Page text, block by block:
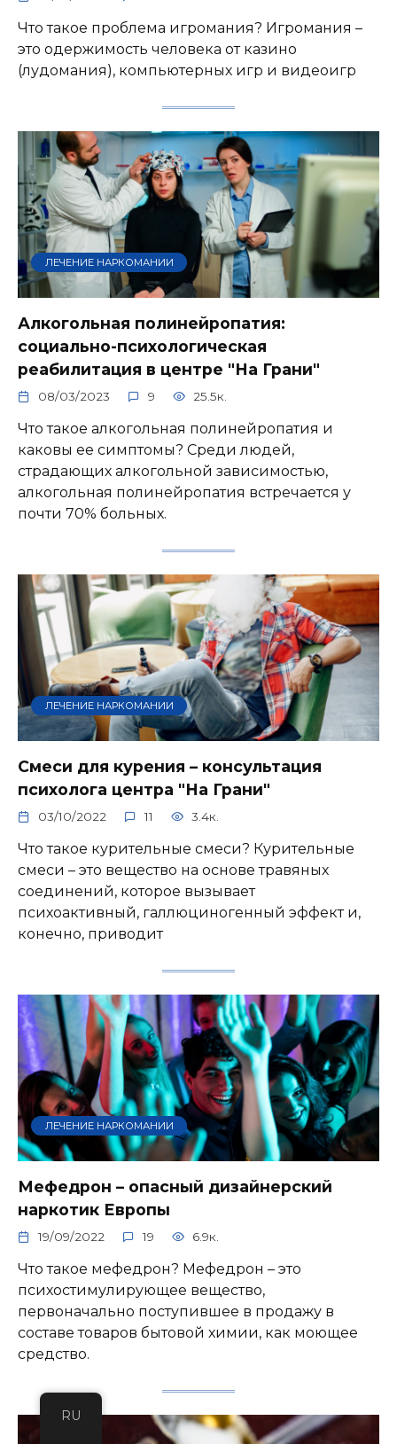
Что такое проблема игромания? Игромания –
это одержимость человека от казино
(лудомания), компьютерных игр и видеоигр
ЛЕЧЕНИЕ НАРКОМАНИИ
Алкогольная полинейропатия:
социально-психологическая
реабилитация в центре "На Грани"
08/03/2023 9 25.5к.
Что такое алкогольная полинейропатия и
каковы ее симптомы? Среди людей,
страдающих алкогольной зависимостью,
алкогольная полинейропатия встречается у
почти 70% больных.
ЛЕЧЕНИЕ НАРКОМАНИИ
Смеси для курения – консультация
психолога центра "На Грани"
03/10/2022 11 3.4к.
Что такое курительные смеси? Курительные
смеси – это вещество на основе травяных
соединений, которое вызывает
психоактивный, галлюциногенный эффект и,
конечно, приводит
ЛЕЧЕНИЕ НАРКОМАНИИ
Мефедрон – опасный дизайнерский
наркотик Европы
19/09/2022 19 6.9к.
Что такое мефедрон? Мефедрон – это
психостимулирующее вещество,
первоначально поступившее в продажу в
составе товаров бытовой химии, как моющее
средство.
RU